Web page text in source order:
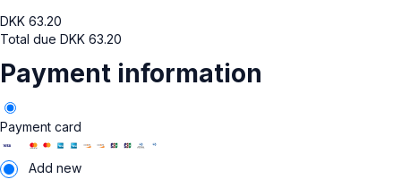
DKK 63.20
Total due DKK 63.20
Payment information
Payment card
Add new